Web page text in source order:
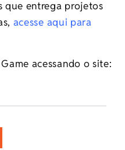
que entrega projetos
acesse aqui para
acessando o site: